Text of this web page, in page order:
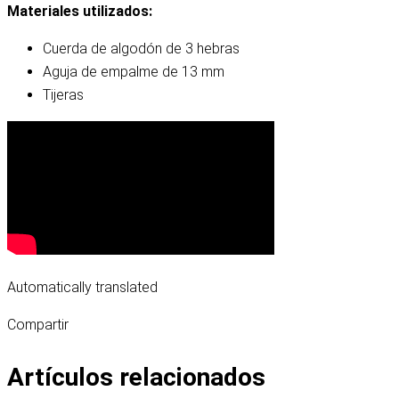
Materiales utilizados:
Cuerda de algodón de 3 hebras
Aguja de empalme de 13 mm
Tijeras
Automatically translated
Compartir
Artículos relacionados